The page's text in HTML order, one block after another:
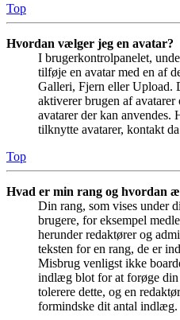
Top
Hvordan vælger jeg en avatar?
I brugerkontrolpanelet,
tilføje en avatar med en af
Galleri, Fjern eller Upload.
aktiverer brugen af
avatarer der kan
tilknytte avatarer, kontakt
Top
Hvad er min rang og hvordan
Din rang, som vises under
brugere, for eksempel
herunder redaktører og
teksten for en rang, de er
Misbrug venligst ikke
indlæg blot for at forøge
tolerere dette, og en
formindske dit antal indlæg.